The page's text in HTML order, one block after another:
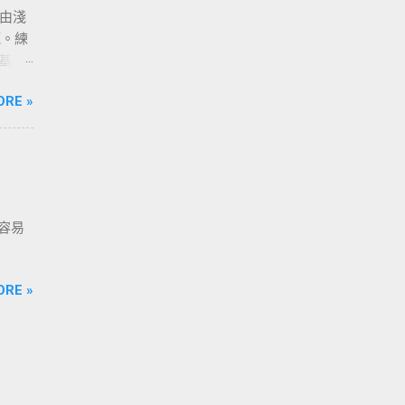
淺
練
本
»
易
»